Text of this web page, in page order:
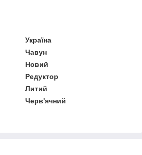
Україна
Чавун
Новий
Редуктор
Литий
Черв'ячний